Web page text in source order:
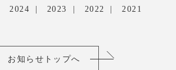
2024 2023 2022 2021
お知らせトップへ